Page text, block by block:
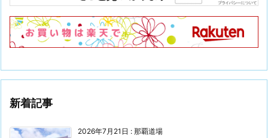
新着記事
2026年7月21日 : 那覇道場